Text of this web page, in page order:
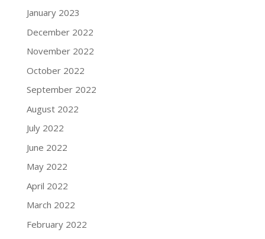
January 2023
December 2022
November 2022
October 2022
September 2022
August 2022
July 2022
June 2022
May 2022
April 2022
March 2022
February 2022